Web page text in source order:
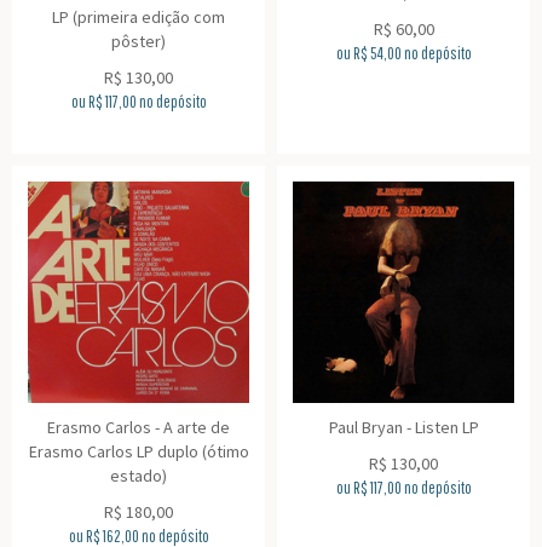
LP (primeira edição com
pôster)
R$ 130,00
ou R$117,00no depósito
R$ 60,00
ou R$54,00no depósito
Erasmo Carlos - A arte de
Erasmo Carlos LP duplo (ótimo
estado)
R$ 180,00
ou R$162,00no depósito
Paul Bryan - Listen LP
R$ 130,00
ou R$117,00no depósito